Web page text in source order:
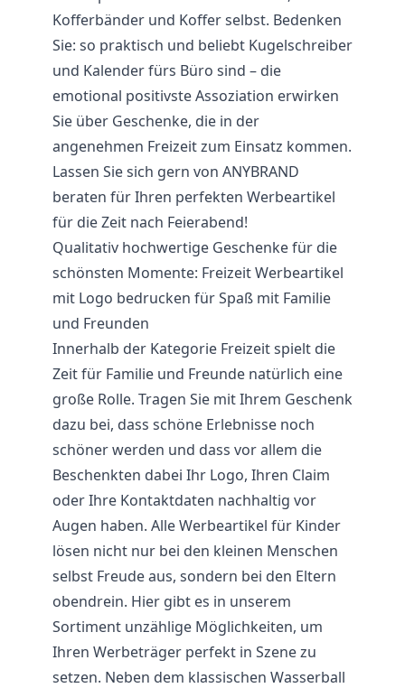
Kofferbänder und Koffer selbst. Bedenken
Sie: so praktisch und beliebt Kugelschreiber
und Kalender fürs Büro sind – die
emotional positivste Assoziation erwirken
Sie über Geschenke, die in der
angenehmen Freizeit zum Einsatz kommen.
Lassen Sie sich gern von ANYBRAND
beraten für Ihren perfekten Werbeartikel
für die Zeit nach Feierabend!
Qualitativ hochwertige Geschenke für die
schönsten Momente: Freizeit Werbeartikel
mit Logo bedrucken für Spaß mit Familie
und Freunden
Innerhalb der Kategorie Freizeit spielt die
Zeit für Familie und Freunde natürlich eine
große Rolle. Tragen Sie mit Ihrem Geschenk
dazu bei, dass schöne Erlebnisse noch
schöner werden und dass vor allem die
Beschenkten dabei Ihr Logo, Ihren Claim
oder Ihre Kontaktdaten nachhaltig vor
Augen haben. Alle Werbeartikel für Kinder
lösen nicht nur bei den kleinen Menschen
selbst Freude aus, sondern bei den Eltern
obendrein. Hier gibt es in unserem
Sortiment unzählige Möglichkeiten, um
Ihren Werbeträger perfekt in Szene zu
setzen. Neben dem klassischen Wasserball